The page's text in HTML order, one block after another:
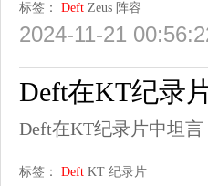
标签： Deft Zeus 阵容
2024-11-21
Deft在KT纪录
Deft在KT纪录片中坦
标签： Deft KT 纪录片